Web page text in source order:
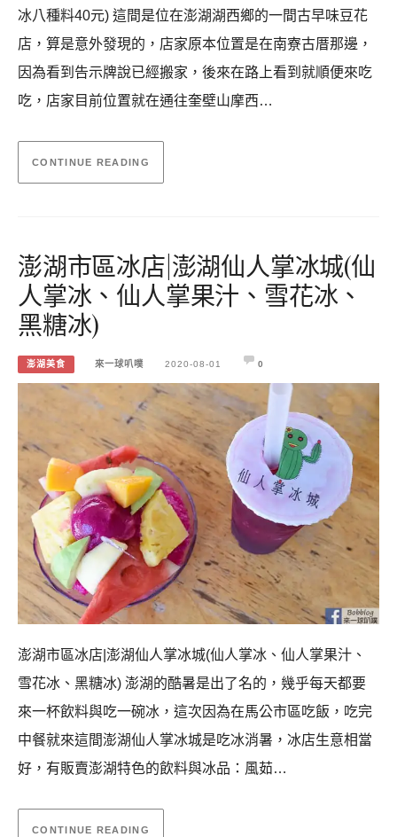
冰八種料40元) 這間是位在澎湖湖西鄉的一間古早味豆花
店，算是意外發現的，店家原本位置是在南寮古厝那邊，
因為看到告示牌說已經搬家，後來在路上看到就順便來吃
吃，店家目前位置就在通往奎壁山摩西…
CONTINUE READING
澎湖市區冰店|澎湖仙人掌冰城(仙
人掌冰、仙人掌果汁、雪花冰、
黑糖冰)
澎湖美食 來一球叭噗 2020-08-01 0
澎湖市區冰店|澎湖仙人掌冰城(仙人掌冰、仙人掌果汁、
雪花冰、黑糖冰) 澎湖的酷暑是出了名的，幾乎每天都要
來一杯飲料與吃一碗冰，這次因為在馬公市區吃飯，吃完
中餐就來這間澎湖仙人掌冰城是吃冰消暑，冰店生意相當
好，有販賣澎湖特色的飲料與冰品：風茹…
CONTINUE READING